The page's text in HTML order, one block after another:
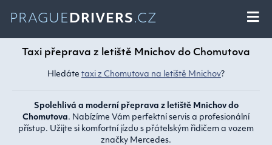
PRAGUE DRIVERS.CZ
Taxi přeprava z letiště Mnichov do Chomutova
Hledáte taxi z Chomutova na letiště Mnichov?
Spolehlivá a moderní přeprava z letiště Mnichov do
Chomutova. Nabízíme Vám perfektní servis a profesionální
přístup. Užijte si komfortní jízdu s přátelským řidičem a vozem
značky Mercedes.